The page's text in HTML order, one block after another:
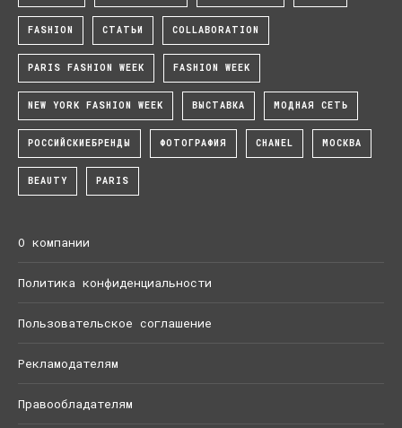
FASHION СТАТЬИ COLLABORATION
PARIS FASHION WEEK FASHION WEEK
NEW YORK FASHION WEEK ВЫСТАВКА МОДНАЯ СЕТЬ
РОССИЙСКИЕБРЕНДЫ ФОТОГРАФИЯ CHANEL МОСКВА
BEAUTY PARIS
О компании
Политика конфиденциальности
Пользовательское соглашение
Рекламодателям
Правообладателям